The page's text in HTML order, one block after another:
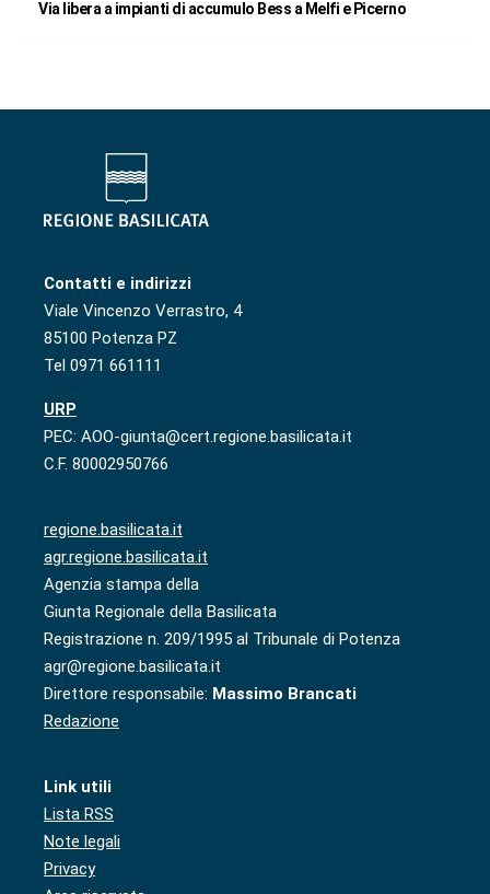
Via libera a impianti di accumulo Bess a Melfi e Picerno
Contatti e indirizzi
Viale Vincenzo Verrastro, 4
85100 Potenza PZ
Tel 0971 661111
URP
PEC: AOO-giunta@cert.regione.basilicata.it
C.F. 80002950766
regione.basilicata.it
agr.regione.basilicata.it
Agenzia stampa della
Giunta Regionale della Basilicata
Registrazione n. 209/1995 al Tribunale di Potenza
agr@regione.basilicata.it
Direttore responsabile: Massimo Brancati
Redazione
Link utili
Lista RSS
Note legali
Privacy